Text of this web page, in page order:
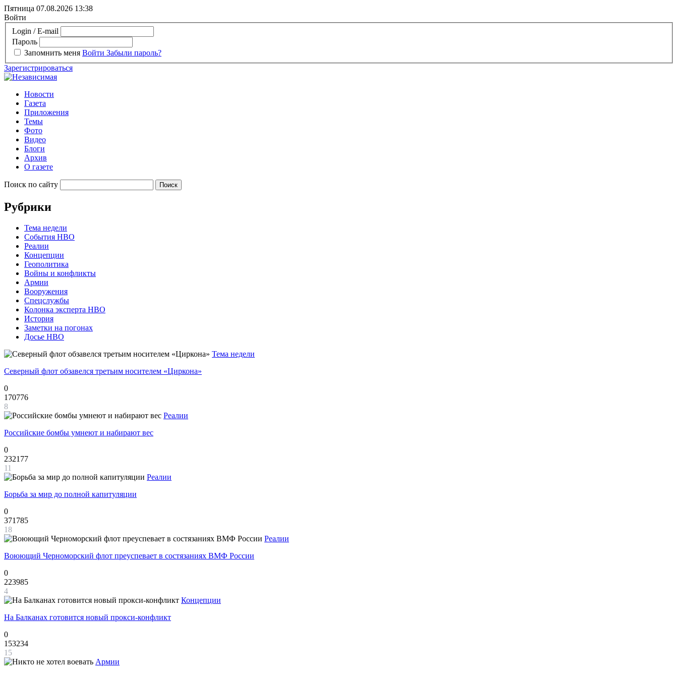
Пятница 07.08.2026 13:38
Войти
Login / E-mail
Пароль
Запомнить меня Войти Забыли пароль?
Зарегистрироваться
Новости
Газета
Приложения
Темы
Фото
Видео
Блоги
Архив
О газете
Поиск по сайту
Рубрики
Тема недели
События НВО
Реалии
Концепции
Геополитика
Войны и конфликты
Армии
Вооружения
Спецслужбы
Колонка эксперта НВО
История
Заметки на погонах
Досье НВО
Тема недели
Северный флот обзавелся третьим носителем «Циркона»
0
170776
8
Реалии
Российские бомбы умнеют и набирают вес
0
232177
11
Реалии
Борьба за мир до полной капитуляции
0
371785
18
Реалии
Воюющий Черноморский флот преуспевает в состязаниях ВМФ России
0
223985
4
Концепции
На Балканах готовится новый прокси-конфликт
0
153234
15
Армии